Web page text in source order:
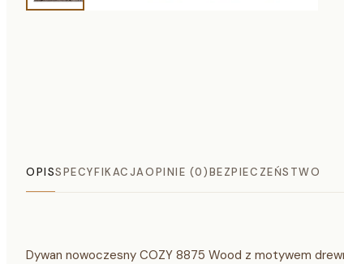
OPISSPECYFIKACJAOPINIE (0)BEZPIECZEŃSTWO
Dywan nowoczesny COZY 8875 Wood z motywem